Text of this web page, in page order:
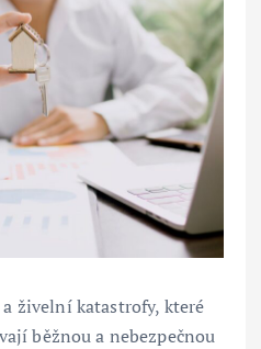
živelní katastrofy, které
běžnou a nebezpečnou